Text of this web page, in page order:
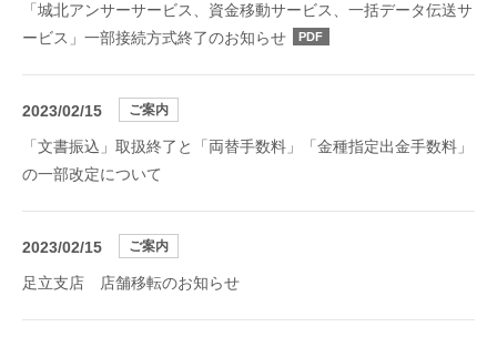
「城北アンサーサービス、資金移動サービス、一括データ伝送サ
ービス」一部接続方式終了のお知らせ
PDF
2023/02/15 ご案内
「文書振込」取扱終了と「両替手数料」「金種指定出金手数料」
の一部改定について
2023/02/15 ご案内
足立支店 店舗移転のお知らせ